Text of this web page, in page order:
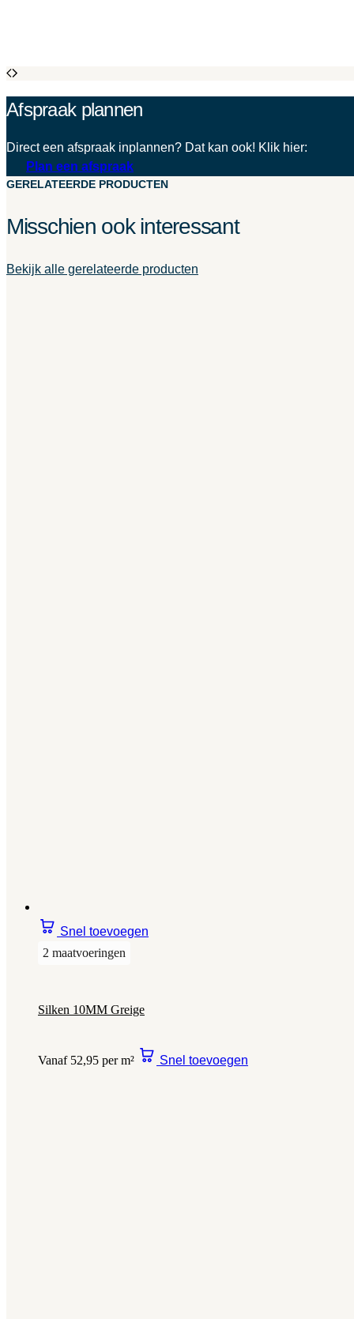
Afspraak plannen
Direct een afspraak inplannen? Dat kan ook! Klik hier:
Plan een afspraak
GERELATEERDE PRODUCTEN
Misschien ook interessant
Bekijk alle gerelateerde producten
Snel toevoegen
2 maatvoeringen
Silken 10MM Greige
Vanaf 52,95 per m² Snel toevoegen